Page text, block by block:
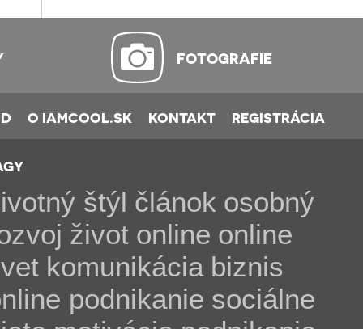
FOTOGRAFIE
O IAMCOOL.SK KONTAKT REGISTRÁCIA
štýl článok osobný
život online online
komunikácia biznis
podnikanie sociálne